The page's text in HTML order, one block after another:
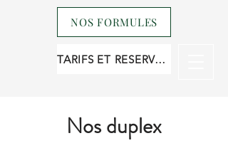
TARIFS ET RESERVATION
NOS FORMULES
Nos duplex